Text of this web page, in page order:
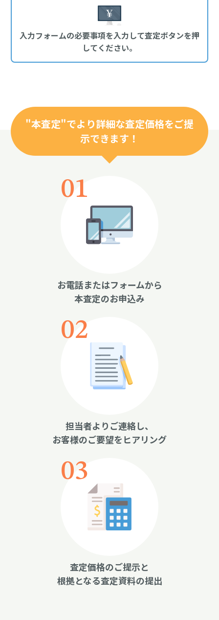
"本査定"でより詳細な査定価格をご提
示できます！
お電話またはフォームから
本査定のお申込み
担当者よりご連絡し、
お客様のご要望をヒアリング
査定価格のご提示と
根拠となる査定資料の提出